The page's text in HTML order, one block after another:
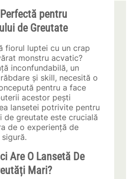
pentru
de Greutate
fiorul luptei cu un crap
monstru acvatic?
inconfundabilă, un
și skill, necesită o
pentru a face
acestor pești
lansetei potrivite pentru
de greutate este crucială
de o experiență de
Are O Lansetă De
Mari?